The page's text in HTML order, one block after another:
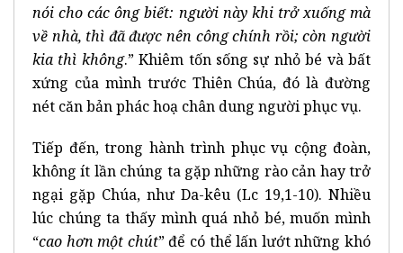
nói cho các ông biết: người này khi trở xuống mà
về nhà, thì đã được nên công chính rồi; còn người
kia thì không.” Khiêm tốn sống sự nhỏ bé và bất
xứng của mình trước Thiên Chúa, đó là đường
nét căn bản phác hoạ chân dung người phục vụ.
Tiếp đến, trong hành trình phục vụ cộng đoàn,
không ít lần chúng ta gặp những rào cản hay trở
ngại gặp Chúa, như Da-kêu (Lc 19,1-10). Nhiều
lúc chúng ta thấy mình quá nhỏ bé, muốn mình
“cao hơn một chút” để có thể lấn lướt những khó